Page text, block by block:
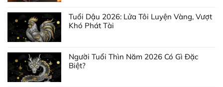
Tuổi Dậu 2026: Lửa Tôi Luyện Vàng, Vượt
Khó Phát Tài
Người Tuổi Thìn Năm 2026 Có Gì Đặc
Biệt?